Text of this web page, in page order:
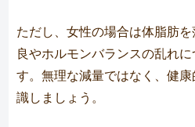
ただし、女性の場合は体脂肪
良やホルモンバランスの乱れ
す。無理な減量ではなく、健
識しましょう。